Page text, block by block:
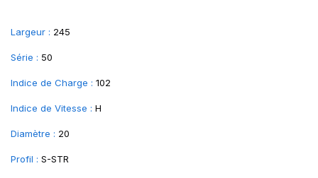
Largeur : 245
Série : 50
Indice de Charge : 102
Indice de Vitesse : H
Diamètre : 20
Profil : S-STR